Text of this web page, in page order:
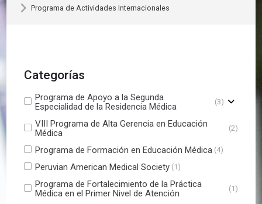
Programa de Actividades Internacionales
Categorías
Programa de Apoyo a la Segunda
Especialidad de la Residencia Médica
(3)
VIII Programa de Alta Gerencia en Educación
Médica
(2)
Programa de Formación en Educación Médica (4)
Peruvian American Medical Society (1)
Programa de Fortalecimiento de la Práctica
Médica en el Primer Nivel de Atención
(1)